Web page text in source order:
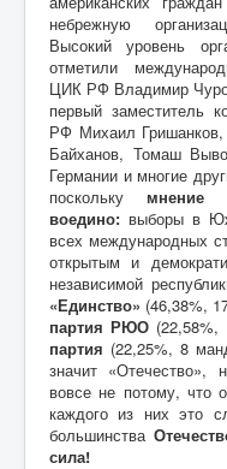
небрежную
Высокий уровень
отметили
ЦИК РФ Владимир
первый заместитель
РФ Михаил
Байханов, Томаш
Германии и многие
поскольку мнение
воедино: выборы в
всех международных
открытым и
независимой
«Единство» (46,38%,
партия РЮО
партия (22,25%, 8
значит
вовсе не потому, что
каждого из них это
большинства
сила!